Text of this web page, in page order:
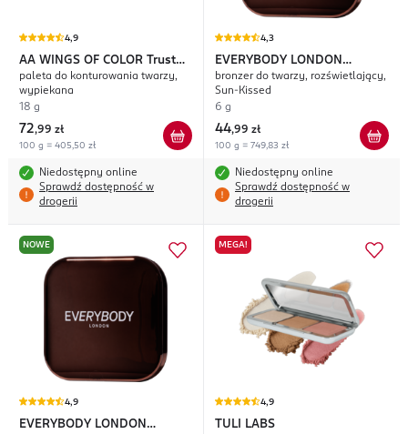
4,9
AA WINGS OF COLOR Trust
Your Wings
paleta do konturowania twarzy,
wypiekana
18 g
72,99 zł
100 g = 405,50 zł
Niedostępny online
Sprawdź dostępność w
drogerii
4,3
EVERYBODY LONDON
Radiant
bronzer do twarzy, rozświetlający,
Sun-Kissed
6 g
44,99 zł
100 g = 749,83 zł
Niedostępny online
Sprawdź dostępność w
drogerii
NOWE
4,9
EVERYBODY LONDON
MEGA!
4,9
TULI LABS